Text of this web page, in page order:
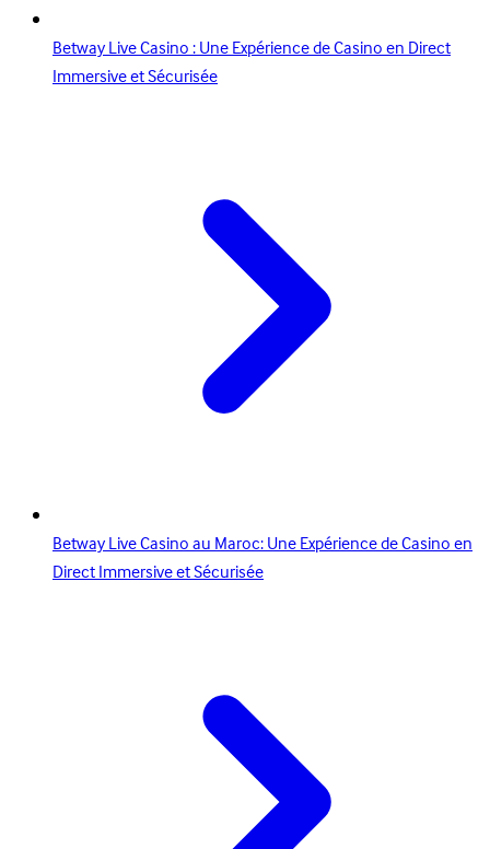
Betway Live Casino : Une Expérience de Casino en Direct
Immersive et Sécurisée
Betway Live Casino au Maroc: Une Expérience de Casino en
Direct Immersive et Sécurisée